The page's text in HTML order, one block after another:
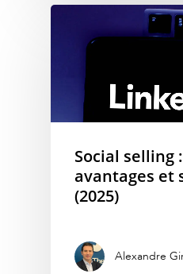
Social selling
avantages et
(2025)
Alexandre